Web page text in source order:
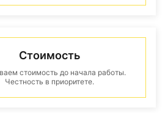
Стоимость
стоимость до начала работы.
Честность в приоритете.